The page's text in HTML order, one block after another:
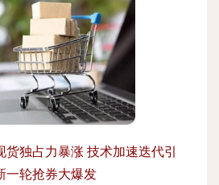
货独占力暴涨 技术加速迭代引
一轮抢券大爆发